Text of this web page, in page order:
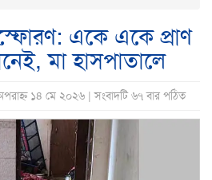
একে একে প্রাণ
মা হাসপাতালে
১৪ মে ২০২৬ | সংবাদটি ৬৭ বার পঠিত